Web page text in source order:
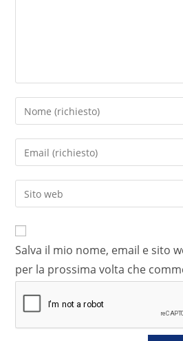
Salva il mio nome, email e sito
per la prossima volta che